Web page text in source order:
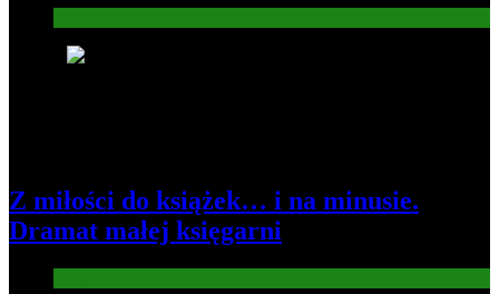
Z miłości do książek… i na minusie.
Dramat małej księgarni